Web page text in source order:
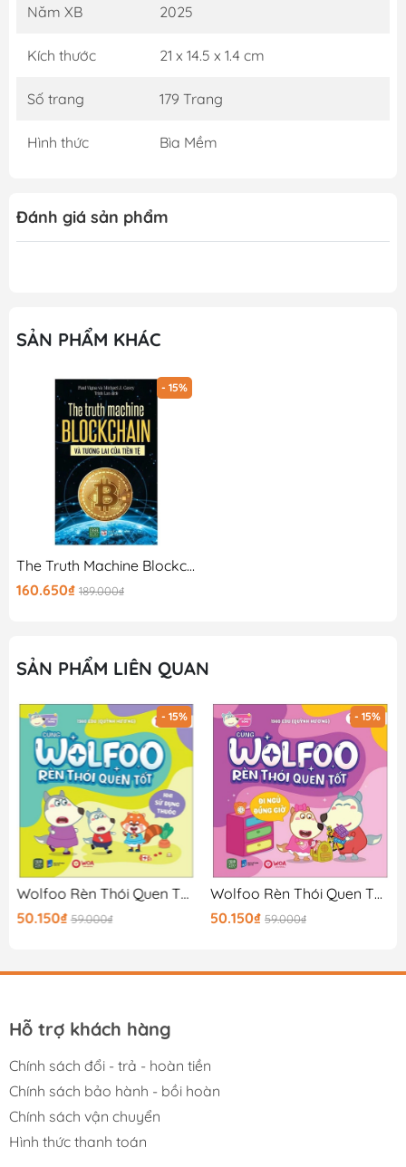
Năm XB 2025
Kích thước 21 x 14.5 x 1.4 cm
Số trang 179 Trang
Hình thức Bìa Mềm
Đánh giá sản phẩm
SẢN PHẨM KHÁC
- 15%
The Truth Machine Blockchain Và Tương Lai Của Tiền Tệ
160.650₫ 189.000₫
SẢN PHẨM LIÊN QUAN
- 15%
Wolfoo Rèn Thói Quen Tốt - Khi Sử Dụng Thuốc
50.150₫ 59.000₫
- 15%
Wolfoo Rèn Thói Quen Tốt - Đi Ngủ Đúng Giờ
50.150₫ 59.000₫
Hỗ trợ khách hàng
Chính sách đổi - trả - hoàn tiền
Chính sách bảo hành - bồi hoàn
Chính sách vận chuyển
Hình thức thanh toán